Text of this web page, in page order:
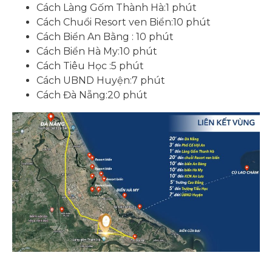
Cách Làng Gốm Thành Hà:1 phút
Cách Chuổi Resort ven Biển:10 phút
Cách Biển An Bằng : 10 phút
Cách Biển Hà My:10 phút
Cách Tiêu Học :5 phút
Cách UBND Huyện:7 phút
Cách Đà Nẵng:20 phút